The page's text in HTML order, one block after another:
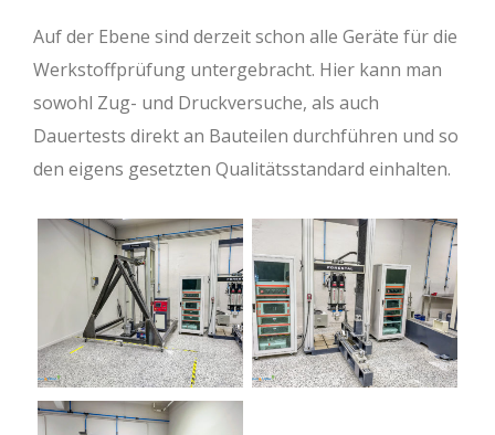
Auf der Ebene sind derzeit schon alle Geräte für die
Werkstoffprüfung untergebracht. Hier kann man
sowohl Zug- und Druckversuche, als auch
Dauertests direkt an Bauteilen durchführen und so
den eigens gesetzten Qualitätsstandard einhalten.